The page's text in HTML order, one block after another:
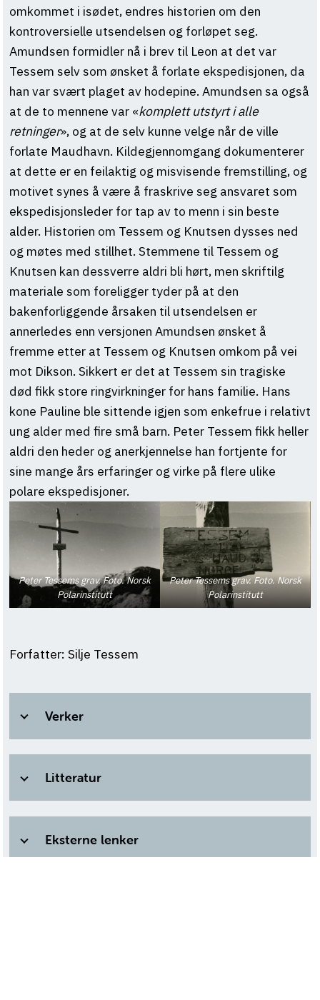
omkommet i isødet, endres historien om den
kontroversielle utsendelsen og forløpet seg.
Amundsen formidler nå i brev til Leon at det var
Tessem selv som ønsket å forlate ekspedisjonen, da
han var svært plaget av hodepine. Amundsen sa også
at de to mennene var «komplett utstyrt i alle
retninger», og at de selv kunne velge når de ville
forlate Maudhavn. Kildegjennomgang dokumenterer
at dette er en feilaktig og misvisende fremstilling, og
motivet synes å være å fraskrive seg ansvaret som
ekspedisjonsleder for tap av to menn i sin beste
alder. Historien om Tessem og Knutsen dysses ned
og møtes med stillhet. Stemmene til Tessem og
Knutsen kan dessverre aldri bli hørt, men skriftilg
materiale som foreligger tyder på at den
bakenforliggende årsaken til utsendelsen er
annerledes enn versjonen Amundsen ønsket å
fremme etter at Tessem og Knutsen omkom på vei
mot Dikson. Sikkert er det at Tessem sin tragiske
død fikk store ringvirkninger for hans familie. Hans
kone Pauline ble sittende igjen som enkefrue i relativt
ung alder med fire små barn. Peter Tessem fikk heller
aldri den heder og anerkjennelse han fortjente for
sine mange års erfaringer og virke på flere ulike
polare ekspedisjoner.
Peter Tessems grav. Foto. Norsk
Polarinstitutt
Peter Tessems grav. Foto. Norsk
Polarinstitutt
Forfatter: Silje Tessem
Verker
Litteratur
Eksterne lenker